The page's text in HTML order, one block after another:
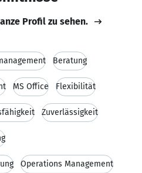
Profil zu sehen.
Beratung
MS Office Flexibilität
Zuverlässigkeit
Operations Management